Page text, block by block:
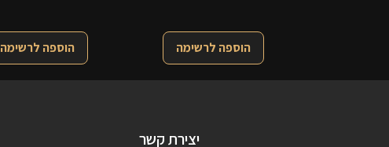
הוספה לרשימה הוספה לרשימה
יצירת קשר